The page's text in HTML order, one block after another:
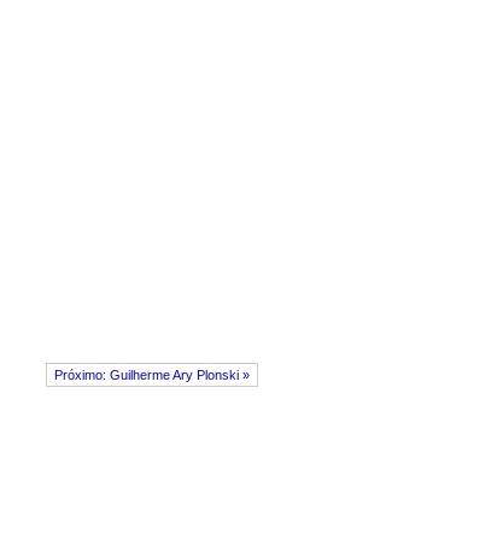
Próximo: Guilherme Ary Plonski »